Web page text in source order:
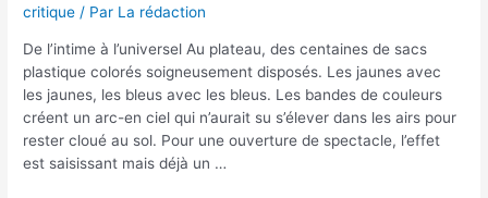
critique / Par La rédaction
De l’intime à l’universel Au plateau, des centaines de sacs
plastique colorés soigneusement disposés. Les jaunes avec
les jaunes, les bleus avec les bleus. Les bandes de couleurs
créent un arc-en ciel qui n’aurait su s’élever dans les airs pour
rester cloué au sol. Pour une ouverture de spectacle, l’effet
est saisissant mais déjà un …